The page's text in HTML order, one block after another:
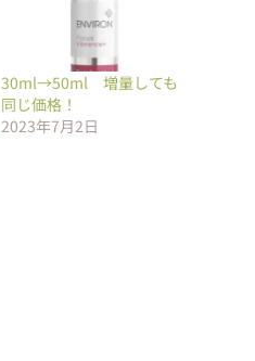
30ml→50ml 増量しても
同じ価格！
2023年7月2日